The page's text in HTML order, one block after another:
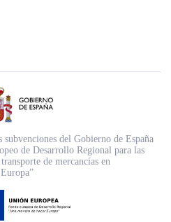
subvenciones del Gobierno de España
de Desarrollo Regional para las
de mercancías en